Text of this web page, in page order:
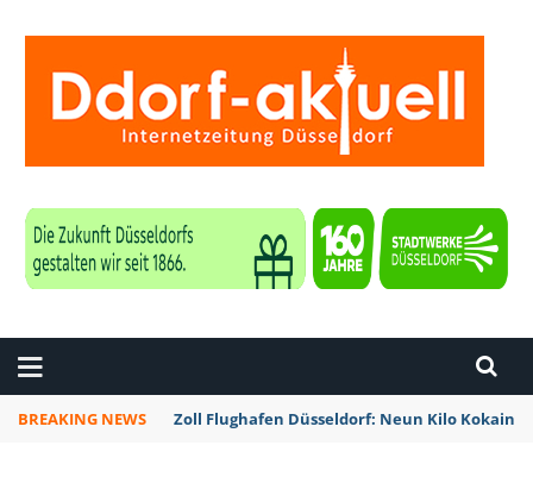
BREAKING NEWS Zoll Flughafen Düsseldorf: Neun Kilo Kokain